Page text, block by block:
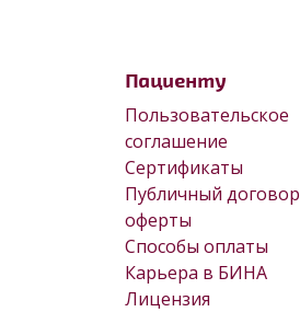
Пациенту
Пользовательское
соглашение
Сертификаты
Публичный договор
оферты
Способы оплаты
Карьера в БИНА
Лицензия